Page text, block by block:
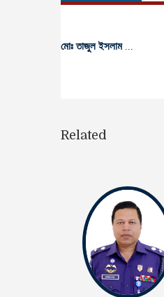
মোঃ তাজুল ইসলাম...
Related